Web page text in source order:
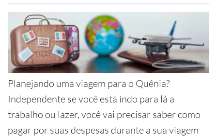
Planejando uma viagem para o Quênia?
Independente se você está indo para lá a
trabalho ou lazer, você vai precisar saber como
pagar por suas despesas durante a sua viagem